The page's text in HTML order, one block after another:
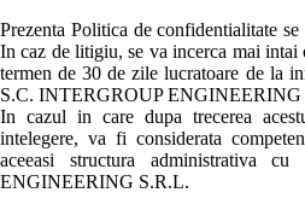
Prezenta Politica de confidentialitate
In caz de litigiu, se va incerca mai intai
termen de 30 de zile lucratoare de la
S.C. INTERGROUP ENGINEERING
In cazul in care dupa trecerea
intelegere, va fi considerata
aceeasi structura administrativa
ENGINEERING S.R.L.